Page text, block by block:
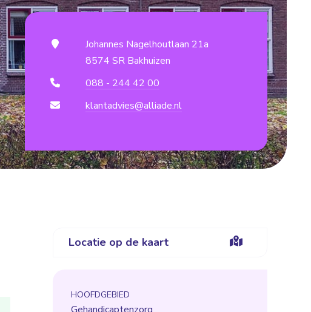
Johannes Nagelhoutlaan 21a
8574 SR Bakhuizen
088 - 244 42 00
klantadvies@alliade.nl
Locatie op de kaart
HOOFDGEBIED